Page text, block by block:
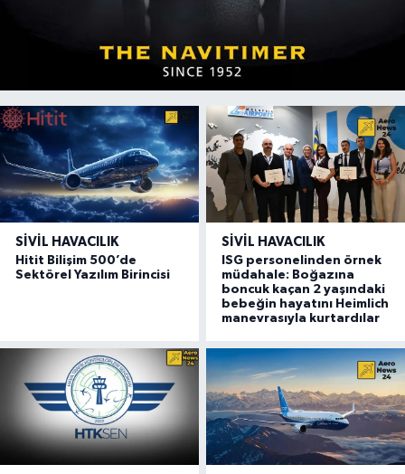
SIVIL HAVACILIK
Hitit Bilişim 500’de
Sektörel Yazılım Birincisi
SIVIL HAVACILIK
ISG personelinden örnek
müdahale: Boğazına
boncuk kaçan 2 yaşındaki
bebeğin hayatını Heimlich
manevrasıyla kurtardılar